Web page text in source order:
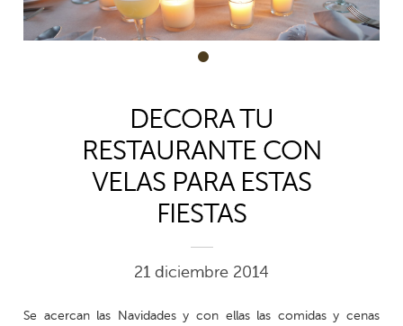
1
DECORA TU
RESTAURANTE CON
VELAS PARA ESTAS
FIESTAS
21 diciembre 2014
Se acercan las Navidades y con ellas las comidas y cenas